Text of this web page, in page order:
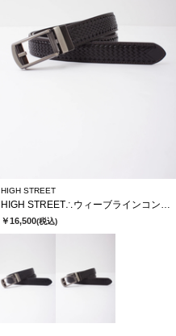
HIGH STREET
HIGH STREET∴ウィーブラインコンフォートベルト
￥16,500(税込)